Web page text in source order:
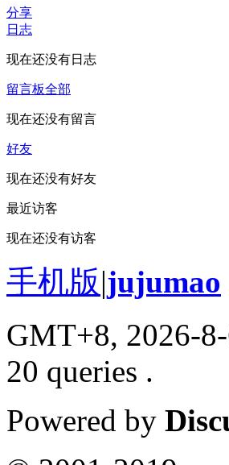
分享
日志
现在还没有日志
留言板全部
现在还没有留言
好友
现在还没有好友
最近访客
现在还没有访客
手机版|jujumao
GMT+8, 2026-
20 queries .
Powered by